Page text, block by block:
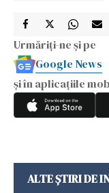
Urmăriți-ne și pe
Google News
și în aplicațiile
ALTE ȘTIRI DE